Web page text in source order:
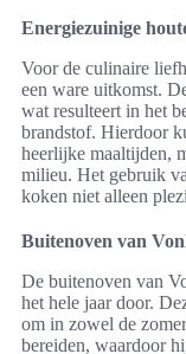
Energiezuinige
Voor de culinaire
een ware uitkomst.
wat resulteert in het
brandstof. Hierdoor
heerlijke maaltijden,
milieu. Het gebruik
koken niet alleen
Buitenoven van
De buitenoven van
het hele jaar door.
om in zowel de
bereiden, waardoor